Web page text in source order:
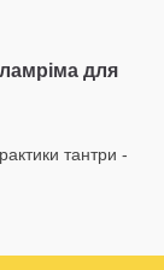
для
тантри -